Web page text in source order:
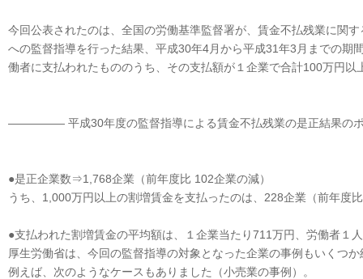
今回公表されたのは、全国の労働基準監督署が、賃金不払残業に関
への監督指導を行った結果、平成30年4月から平成31年3月までの期
働者に支払われたもののうち、その支払額が１企業で合計100万円
――――― 平成30年度の監督指導による賃金不払残業の是正結果
●是正企業数⇒1,768企業（前年度比 102企業の減）
うち、1,000万円以上の割増賃金を支払ったのは、228企業（前年度
●支払われた割増賃金の平均額は、１企業当たり711万円、労働者１
厚生労働省は、今回の監督指導の対象となった企業の事例もいくつ
例えば、次のようなケースもありました（小売業の事例）。